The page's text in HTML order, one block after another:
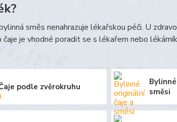
směs nenahrazuje lékařskou péči. U
čaje je vhodné poradit se s lékařem nebo
podle zvěrokruhu
směsi